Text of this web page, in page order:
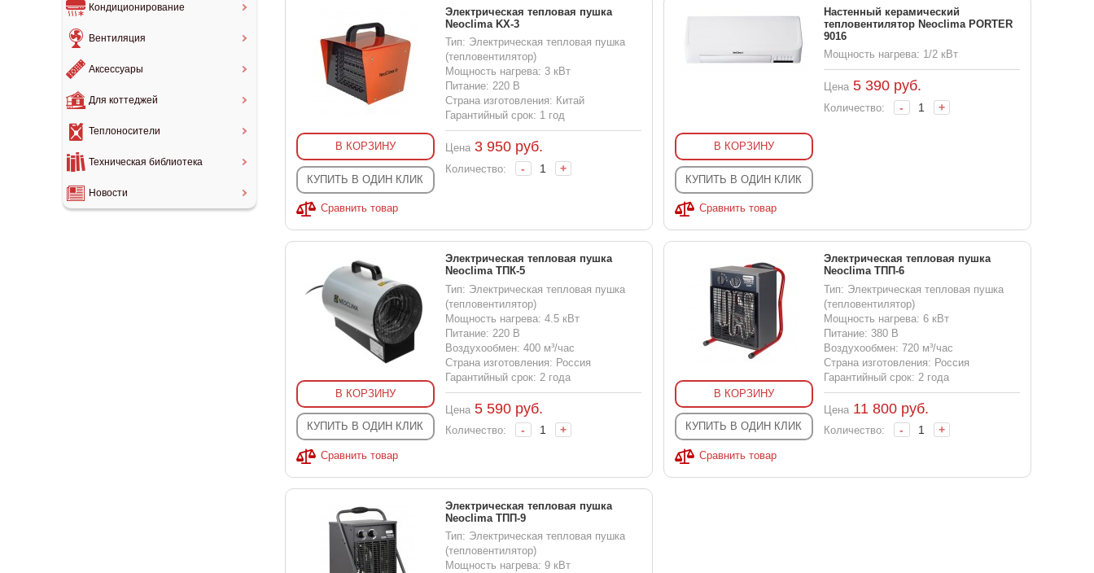
Кондиционирование
Вентиляция
Аксессуары
Для коттеджей
Теплоносители
Техническая библиотека
Новости
В КОРЗИНУ
КУПИТЬ В ОДИН КЛИК
Сравнить товар
Электрическая тепловая пушка
Neoclima KX-3
Тип: Электрическая тепловая пушка
(тепловентилятор)
Мощность нагрева: 3 кВт
Питание: 220 В
Страна изготовления: Китай
Гарантийный срок: 1 год
Цена 3 950руб.
Количество: - +
В КОРЗИНУ
КУПИТЬ В ОДИН КЛИК
Сравнить товар
Настенный керамический
тепловентилятор Neoclima PORTER
9016
Мощность нагрева: 1/2 кВт
Цена 5 390руб.
Количество: - +
В КОРЗИНУ
КУПИТЬ В ОДИН КЛИК
Сравнить товар
Электрическая тепловая пушка
Neoclima ТПК-5
Тип: Электрическая тепловая пушка
(тепловентилятор)
Мощность нагрева: 4.5 кВт
Питание: 220 В
Воздухообмен: 400 м³/час
Страна изготовления: Россия
Гарантийный срок: 2 года
Цена 5 590руб.
Количество: - +
В КОРЗИНУ
КУПИТЬ В ОДИН КЛИК
Сравнить товар
Электрическая тепловая пушка
Neoclima ТПП-6
Тип: Электрическая тепловая пушка
(тепловентилятор)
Мощность нагрева: 6 кВт
Питание: 380 В
Воздухообмен: 720 м³/час
Страна изготовления: Россия
Гарантийный срок: 2 года
Цена 11 800руб.
Количество: - +
Электрическая тепловая пушка
Neoclima ТПП-9
Тип: Электрическая тепловая пушка
(тепловентилятор)
Мощность нагрева: 9 кВт